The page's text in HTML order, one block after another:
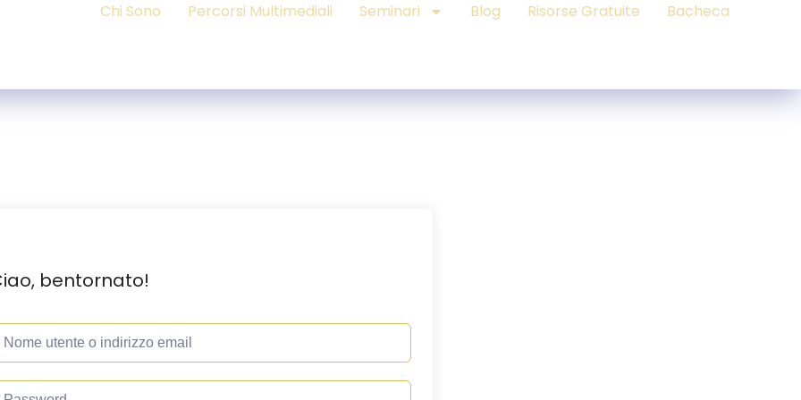
Chi Sono Percorsi Multimediali Seminari Blog Risorse Gratuite Bacheca
bentornato!